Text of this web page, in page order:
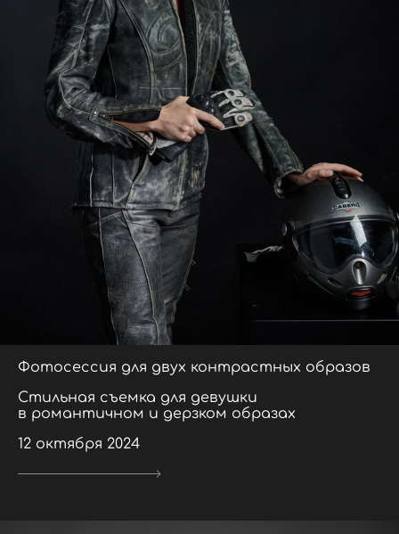
Фотосессия для двух контрастных образов
Стильная съемка для девушки
в романтичном и дерзком образах
12 октября 2024